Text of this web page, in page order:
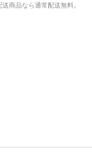
商品なら通常配送無料。